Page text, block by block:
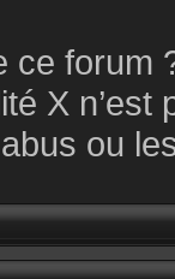
ce forum
X n’est
ou